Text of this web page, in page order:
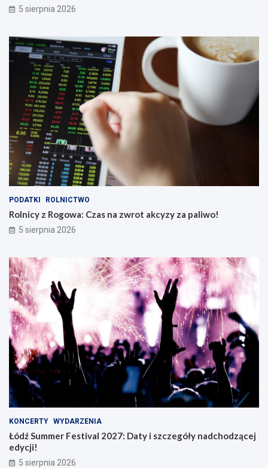
5 sierpnia 2026
PODATKI ROLNICTWO
Rolnicy z Rogowa: Czas na zwrot akcyzy za paliwo!
5 sierpnia 2026
KONCERTY WYDARZENIA
Łódź Summer Festival 2027: Daty i szczegóły nadchodzącej
edycji!
5 sierpnia 2026